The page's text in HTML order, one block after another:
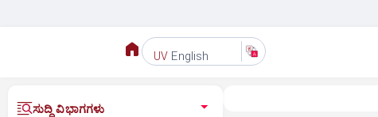
UV English
ಸುದ್ದಿ ವಿಭಾಗಗಳು